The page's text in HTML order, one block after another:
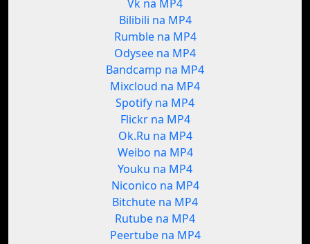
Vk na MP4
Bilibili na MP4
Rumble na MP4
Odysee na MP4
Bandcamp na MP4
Mixcloud na MP4
Spotify na MP4
Flickr na MP4
Ok.Ru na MP4
Weibo na MP4
Youku na MP4
Niconico na MP4
Bitchute na MP4
Rutube na MP4
Peertube na MP4